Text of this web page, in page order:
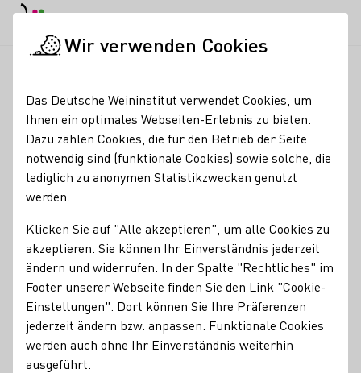
WeinEntdeckerWissen:
Die Online Seminarreihe
2026 startet mit neuen
03.02.26
Seit März 2021 finden am ersten Donnerstag im Monat
regelmäßig die WeinEntdeckerWissen Online‑Seminare
statt. Ursprünglich als alternatives Seminarformat
während der Pandemie begonnen, erfreut sich die
Seminarreihe bis heute großer Beliebtheit.
Wir verwenden Cookies
Das Deutsche Weininstitut verwendet Cookies, um
Ihnen ein optimales Webseiten-Erlebnis zu bieten.
Dazu zählen Cookies, die für den Betrieb der Seite
notwendig sind (funktionale Cookies) sowie solche, die
lediglich zu anonymen Statistikzwecken genutzt
werden.
Klicken Sie auf "Alle akzeptieren", um alle Cookies zu
akzeptieren. Sie können Ihr Einverständnis jederzeit
ändern und widerrufen. In der Spalte "Rechtliches" im
Footer unserer Webseite finden Sie den Link "Cookie-
Einstellungen". Dort können Sie Ihre Präferenzen
jederzeit ändern bzw. anpassen. Funktionale Cookies
werden auch ohne Ihr Einverständnis weiterhin
ausgeführt.